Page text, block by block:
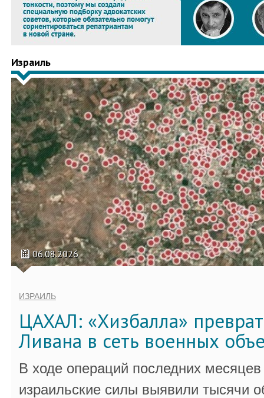
Израиль
06.08.2026
ИЗРАИЛЬ
ЦАХАЛ: «Хизбалла»
Ливана в сеть военных
В ходе операций последних
израильские силы выявили тысячи